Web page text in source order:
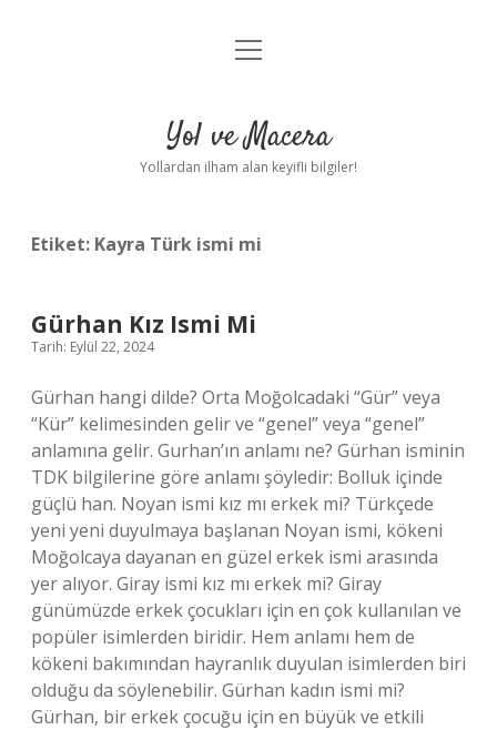
Anasayfa
Yasal Uyarı
menüyü
Yol ve Macera
Yollardan ilham alan keyifli bilgiler!
Etiket: Kayra Türk ismi mi
Gürhan Kız Ismi Mi
Tarih: Eylül 22, 2024
Gürhan hangi dilde? Orta Moğolcadaki “Gür” veya
“Kür” kelimesinden gelir ve “genel” veya “genel”
anlamına gelir. Gurhan’ın anlamı ne? Gürhan isminin
TDK bilgilerine göre anlamı şöyledir: Bolluk içinde
güçlü han. Noyan ismi kız mı erkek mi? Türkçede
yeni yeni duyulmaya başlanan Noyan ismi, kökeni
Moğolcaya dayanan en güzel erkek ismi arasında
yer alıyor. Giray ismi kız mı erkek mi? Giray
günümüzde erkek çocukları için en çok kullanılan ve
popüler isimlerden biridir. Hem anlamı hem de
kökeni bakımından hayranlık duyulan isimlerden biri
olduğu da söylenebilir. Gürhan kadın ismi mi?
Gürhan, bir erkek çocuğu için en büyük ve etkili